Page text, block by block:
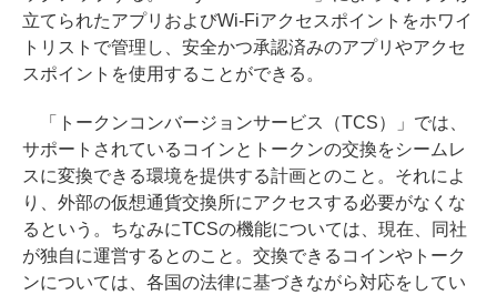
立てられたアプリおよびWi-Fiアクセスポイントをホワイ
トリストで管理し、安全かつ承認済みのアプリやアクセ
スポイントを使用することができる。
「トークンコンバージョンサービス（TCS）」では、
サポートされているコインとトークンの交換をシームレ
スに変換できる環境を提供する計画とのこと。それによ
り、外部の仮想通貨交換所にアクセスする必要がなくな
るという。ちなみにTCSの機能については、現在、同社
が独自に運営するとのこと。交換できるコインやトーク
ンについては、各国の法律に基づきながら対応をしてい